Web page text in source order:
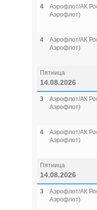
4
Аэрофлот/АК
Аэрофлот)
4
Аэрофлот/АК
Аэрофлот)
Пятница
14.08.2026
3
Аэрофлот/АК
Аэрофлот)
4
Аэрофлот/АК
Аэрофлот)
Пятница
14.08.2026
3
Аэрофлот/АК
Аэрофлот)